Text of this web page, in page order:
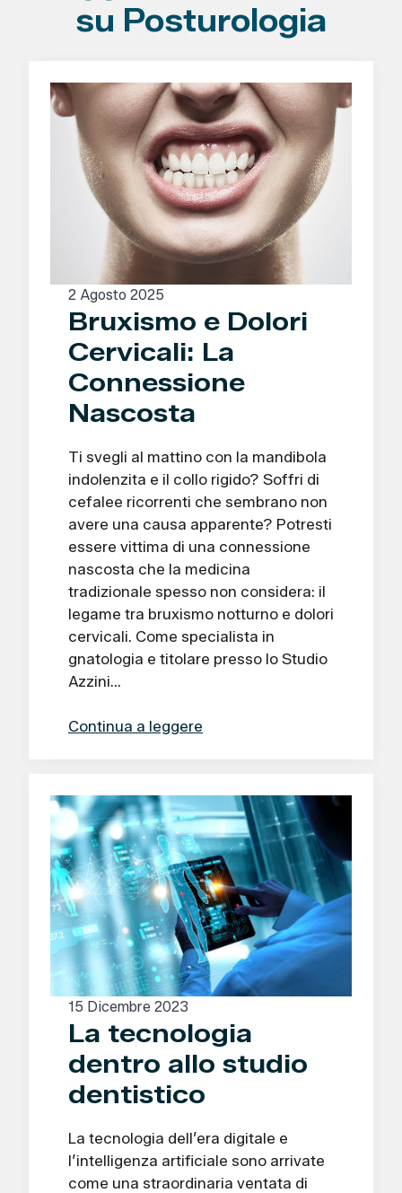
su Posturologia
2 Agosto 2025
Bruxismo e Dolori
Cervicali: La
Connessione
Nascosta
Ti svegli al mattino con la mandibola
indolenzita e il collo rigido? Soffri di
cefalee ricorrenti che sembrano non
avere una causa apparente? Potresti
essere vittima di una connessione
nascosta che la medicina
tradizionale spesso non considera: il
legame tra bruxismo notturno e dolori
cervicali. Come specialista in
gnatologia e titolare presso lo Studio
Azzini…
Continua a leggere
15 Dicembre 2023
La tecnologia
dentro allo studio
dentistico
La tecnologia dell’era digitale e
l’intelligenza artificiale sono arrivate
come una straordinaria ventata di